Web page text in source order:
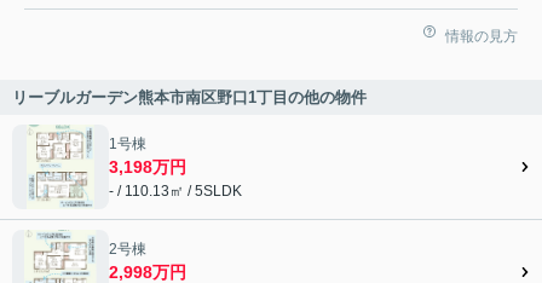
情報の見方
リーブルガーデン熊本市南区野口1丁目の他の物件
1号棟
3,198万円
- / 110.13㎡ / 5SLDK
2号棟
2,998万円